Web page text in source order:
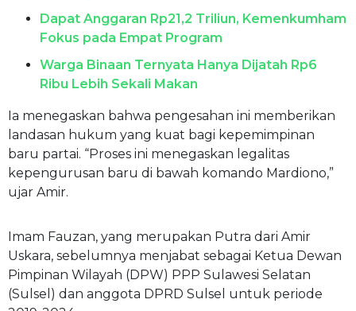
Dapat Anggaran Rp21,2 Triliun, Kemenkumham
Fokus pada Empat Program
Warga Binaan Ternyata Hanya Dijatah Rp6
Ribu Lebih Sekali Makan
Ia menegaskan bahwa pengesahan ini memberikan
landasan hukum yang kuat bagi kepemimpinan
baru partai. “Proses ini menegaskan legalitas
kepengurusan baru di bawah komando Mardiono,”
ujar Amir.
Imam Fauzan, yang merupakan Putra dari Amir
Uskara, sebelumnya menjabat sebagai Ketua Dewan
Pimpinan Wilayah (DPW) PPP Sulawesi Selatan
(Sulsel) dan anggota DPRD Sulsel untuk periode